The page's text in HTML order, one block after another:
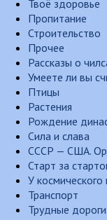
Твоё здоровье
Пропитание
Строительство
Прочее
Рассказы о
Умеете ли вы
Птицы
Растения
Рождение
Сила и слава
СССР — США.
Старт за
У космического
Транспорт
Трудные